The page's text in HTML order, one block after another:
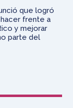
que logró
frente a
y mejorar
parte del